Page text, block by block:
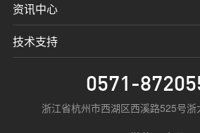
资讯中心
技术支持
0571-
浙江省杭州市西湖区西溪路525号